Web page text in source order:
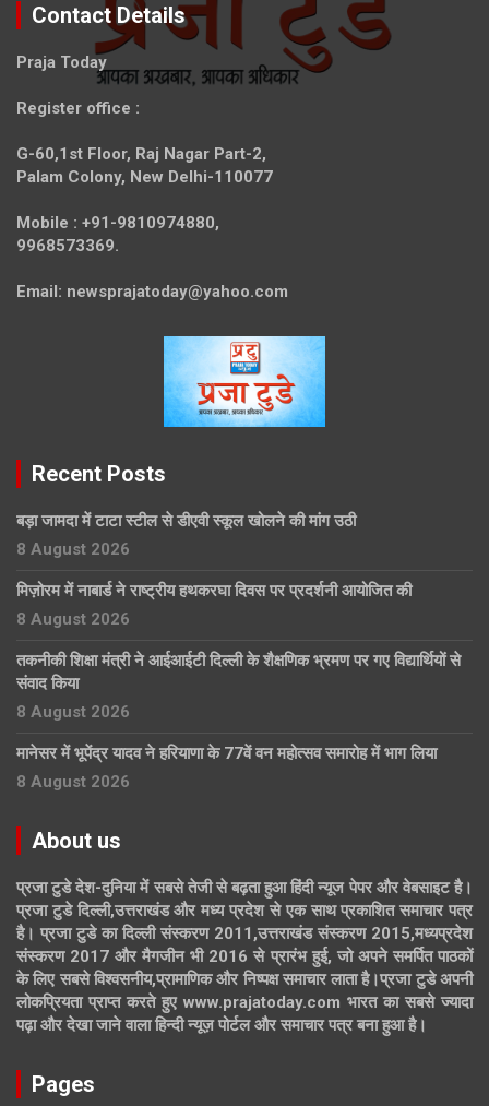
Contact Details
Praja Today
Register office :
G-60,1st Floor, Raj Nagar Part-2,
Palam Colony, New Delhi-110077
Mobile : +91-9810974880,
9968573369.
Email: newsprajatoday@yahoo.com
Recent Posts
बड़ा जामदा में टाटा स्टील से डीएवी स्कूल खोलने की मांग उठी
8 August 2026
मिज़ोरम में नाबार्ड ने राष्ट्रीय हथकरघा दिवस पर प्रदर्शनी आयोजित की
8 August 2026
तकनीकी शिक्षा मंत्री ने आईआईटी दिल्ली के शैक्षणिक भ्रमण पर गए विद्यार्थियों से
संवाद किया
8 August 2026
मानेसर में भूपेंद्र यादव ने हरियाणा के 77वें वन महोत्सव समारोह में भाग लिया
8 August 2026
About us
प्रजा टुडे देश-दुनिया में सबसे तेजी से बढ़ता हुआ हिंदी न्यूज पेपर और वेबसाइट है।
प्रजा टुडे दिल्ली,उत्तराखंड और मध्य प्रदेश से एक साथ प्रकाशित समाचार पत्र
है। प्रजा टुडे का दिल्ली संस्करण 2011,उत्तराखंड संस्करण 2015,मध्यप्रदेश
संस्करण 2017 और मैगजीन भी 2016 से प्रारंभ हुई, जो अपने समर्पित पाठकों
के लिए सबसे विश्वसनीय,प्रामाणिक और निष्पक्ष समाचार लाता है।प्रजा टुडे अपनी
लोकप्रियता प्राप्त करते हुए www.prajatoday.com भारत का सबसे ज्यादा
पढ़ा और देखा जाने वाला हिन्दी न्यूज़ पोर्टल और समाचार पत्र बना हुआ है।
Pages